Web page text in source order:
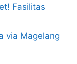
Fasilitas
via Magelang